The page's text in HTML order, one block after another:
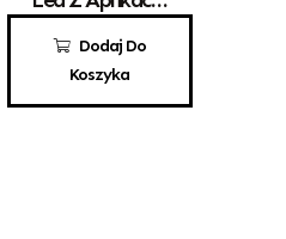
Dodaj Do
Koszyka
32,00 zł